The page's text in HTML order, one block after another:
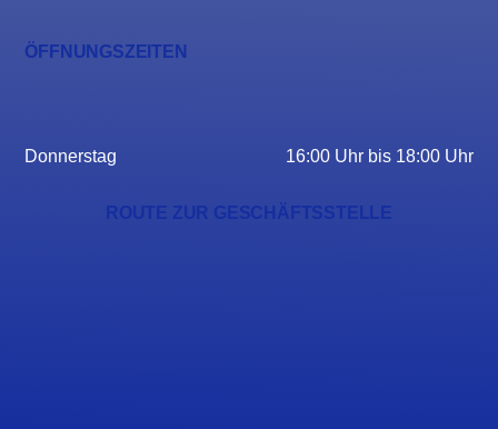
ÖFFNUNGSZEITEN
Donnerstag 16:00 Uhr bis 18:00 Uhr
ROUTE ZUR GESCHÄFTSSTELLE